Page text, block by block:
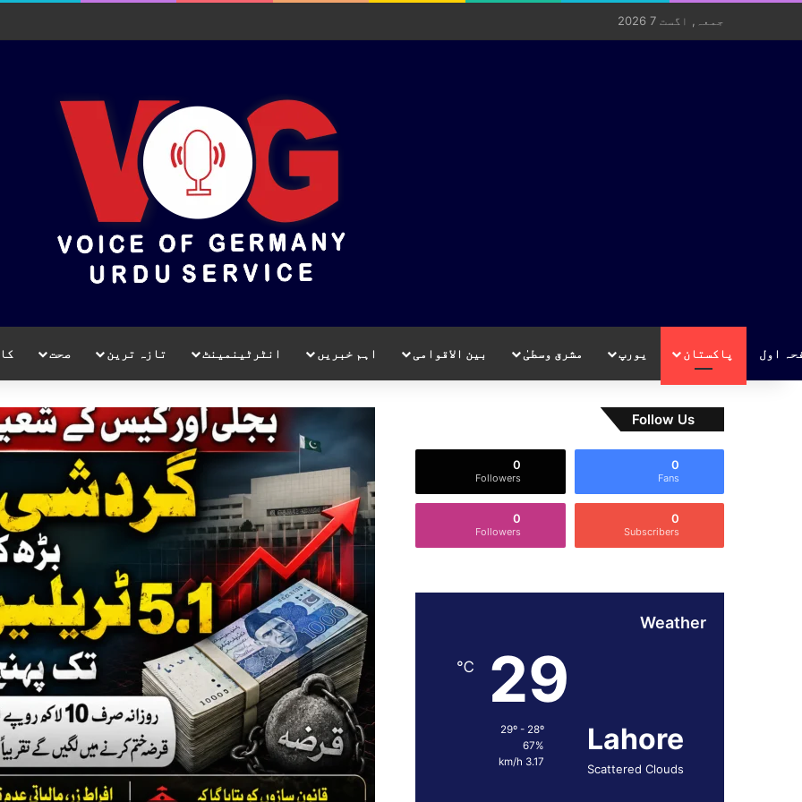
جمعہ, اگست 7 2026
اول پاکستان یورپ مشرق وسطیٰ بین الاقوامی اہم خبریں انٹرٹینمینٹ تازہ ترین صحت
Follow Us
0
Fans
0
Followers
0
Subscribers
0
Followers
Weather
Lahore
Scattered Clouds
29
℃
29º - 28º
67%
3.17 km/h